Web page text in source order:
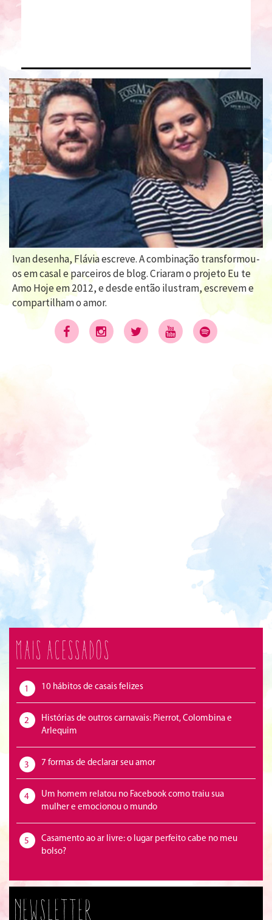
Ivan desenha, Flávia escreve. A combinação transformou-
os em casal e parceiros de blog. Criaram o projeto Eu te
Amo Hoje em 2012, e desde então ilustram, escrevem e
compartilham o amor.
Mais acessados
1 10 hábitos de casais felizes
2
Histórias de outros carnavais: Pierrot, Colombina e
Arlequim
3 7 formas de declarar seu amor
4
Um homem relatou no Facebook como traiu sua
mulher e emocionou o mundo
5
Casamento ao ar livre: o lugar perfeito cabe no meu
bolso?
Newsletter